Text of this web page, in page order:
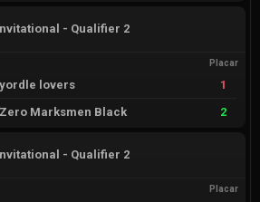
- Qualifier 2
Placar
yordle lovers
1
Zero Marksmen Black
2
- Qualifier 2
Placar